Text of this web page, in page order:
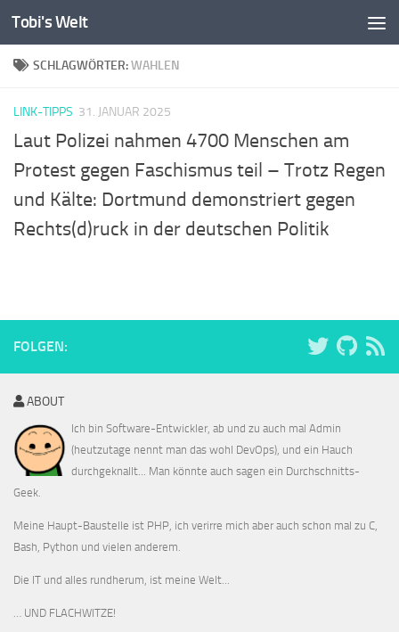
Zum Inhalt springen
Tobi's Welt
SCHLAGWÖRTER:WAHLEN
LINK-TIPPS 31. JANUAR 2025
Laut Polizei nahmen 4700 Menschen am
Protest gegen Faschismus teil – Trotz Regen
und Kälte: Dortmund demonstriert gegen
Rechts(d)ruck in der deutschen Politik
FOLGEN:
ABOUT
Ich bin Software-Entwickler, ab und zu auch mal Admin
(heutzutage nennt man das wohl DevOps), und ein Hauch
durchgeknallt... Man könnte auch sagen ein Durchschnitts-
Geek.
Meine Haupt-Baustelle ist PHP, ich verirre mich aber auch schon mal zu C,
Bash, Python und vielen anderem.
Die IT und alles rundherum, ist meine Welt...
… UND FLACHWITZE!